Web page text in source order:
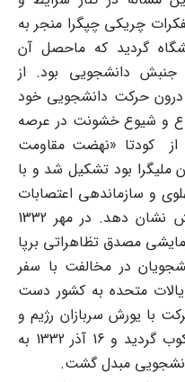
چریکی چپگرا منجر به
گردید که ماحصل آن
جنبش دانشجویی بود. از
درون حرکت دانشجویی خود
و شیوع خشونت در عرصه
از کودتا «نهضت مقاومت
ملی‏گرا بود تشکیل شد و با
و سازماندهی اعتصابات
سعی کرد به اوضاع موجود واکنش نشان دهد. در مهر 1332
مصدق تظاهراتی برپا
بعد در 16 آذر دانشجویان در مخالفت با سفر
متحده به کشور دست
با یورش سربازان رژیم و
قتل چند تن از فعالان دانشجو سرکوب گردید و 16 آذر 1332 به
مبدل گشت.